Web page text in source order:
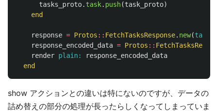
tasks_proto. task. push(task_proto)
end
response = Protos :: FetchTasksResponse. new(
response_encoded_data = Protos ::
render plain:
response_encoded_data
end
show アクションとの違いは特にないのですが、データの
詰め替えの部分の処理が長ったらしくなってしまっていま